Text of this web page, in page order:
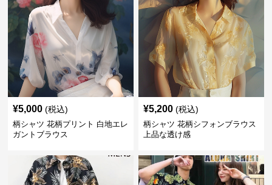
¥5,000 (税込)
柄シャツ 花柄プリント 白地エレ
ガントブラウス
¥5,200 (税込)
柄シャツ 花柄シフォンブラウス
上品な透け感